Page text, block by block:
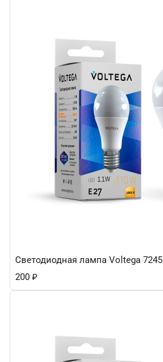
Светодиодная лампа Voltega 7245
200 ₽